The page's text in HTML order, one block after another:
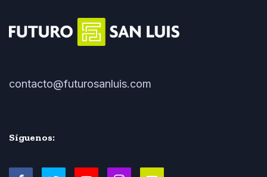
contacto@futurosanluis.com
Síguenos: